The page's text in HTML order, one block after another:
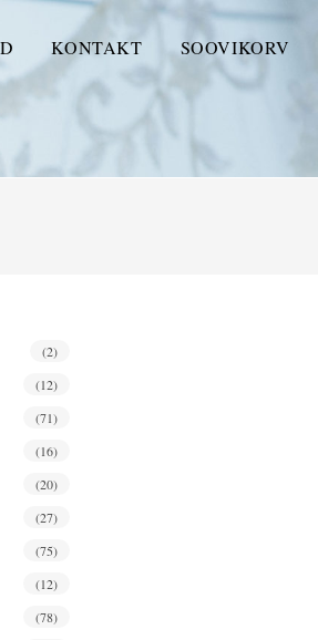
KONTAKT SOOVIKORV
(2)
(12)
(71)
(16)
(20)
(27)
(75)
(12)
(78)